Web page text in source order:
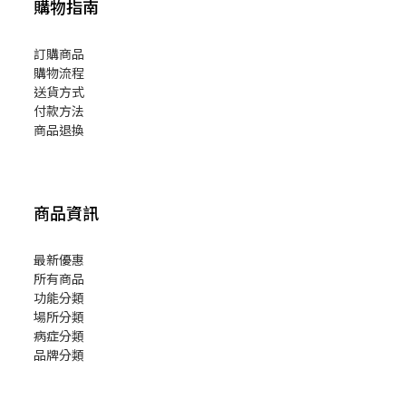
購物指南
訂購商品
購物流程
送貨方式
付款方法
商品退換
商品資訊
最新優惠
所有商品
功能分類
場所分類
病症分類
品牌分類